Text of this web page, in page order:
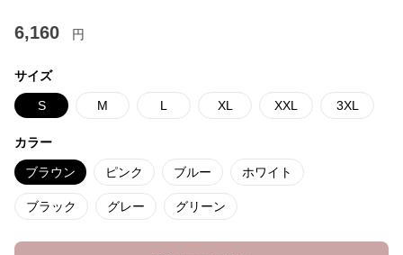
6,160 円
サイズ
S M L XL XXL 3XL
カラー
ブラウン ピンク ブルー ホワイト
ブラック グレー グリーン